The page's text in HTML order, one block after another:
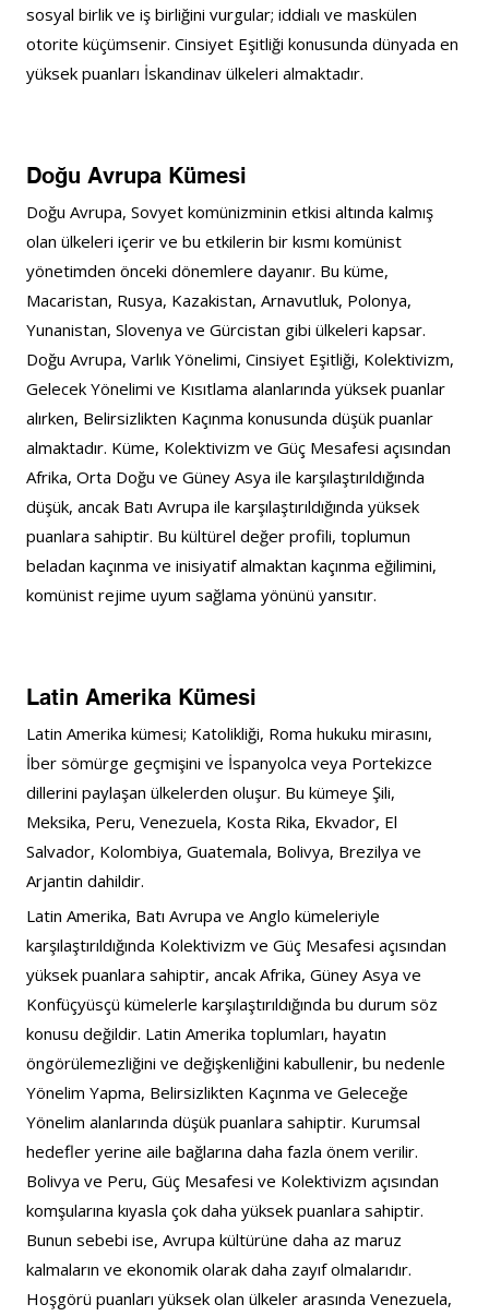
sosyal birlik ve iş birliğini vurgular; iddialı ve maskülen
otorite küçümsenir. Cinsiyet Eşitliği konusunda dünyada en
yüksek puanları İskandinav ülkeleri almaktadır.
Doğu Avrupa Kümesi
Doğu Avrupa, Sovyet komünizminin etkisi altında kalmış
olan ülkeleri içerir ve bu etkilerin bir kısmı komünist
yönetimden önceki dönemlere dayanır. Bu küme,
Macaristan, Rusya, Kazakistan, Arnavutluk, Polonya,
Yunanistan, Slovenya ve Gürcistan gibi ülkeleri kapsar.
Doğu Avrupa, Varlık Yönelimi, Cinsiyet Eşitliği, Kolektivizm,
Gelecek Yönelimi ve Kısıtlama alanlarında yüksek puanlar
alırken, Belirsizlikten Kaçınma konusunda düşük puanlar
almaktadır. Küme, Kolektivizm ve Güç Mesafesi açısından
Afrika, Orta Doğu ve Güney Asya ile karşılaştırıldığında
düşük, ancak Batı Avrupa ile karşılaştırıldığında yüksek
puanlara sahiptir. Bu kültürel değer profili, toplumun
beladan kaçınma ve inisiyatif almaktan kaçınma eğilimini,
komünist rejime uyum sağlama yönünü yansıtır.
Latin Amerika Kümesi
Latin Amerika kümesi; Katolikliği, Roma hukuku mirasını,
İber sömürge geçmişini ve İspanyolca veya Portekizce
dillerini paylaşan ülkelerden oluşur. Bu kümeye Şili,
Meksika, Peru, Venezuela, Kosta Rika, Ekvador, El
Salvador, Kolombiya, Guatemala, Bolivya, Brezilya ve
Arjantin dahildir.
Latin Amerika, Batı Avrupa ve Anglo kümeleriyle
karşılaştırıldığında Kolektivizm ve Güç Mesafesi açısından
yüksek puanlara sahiptir, ancak Afrika, Güney Asya ve
Konfüçyüsçü kümelerle karşılaştırıldığında bu durum söz
konusu değildir. Latin Amerika toplumları, hayatın
öngörülemezliğini ve değişkenliğini kabullenir, bu nedenle
Yönelim Yapma, Belirsizlikten Kaçınma ve Geleceğe
Yönelim alanlarında düşük puanlara sahiptir. Kurumsal
hedefler yerine aile bağlarına daha fazla önem verilir.
Bolivya ve Peru, Güç Mesafesi ve Kolektivizm açısından
komşularına kıyasla çok daha yüksek puanlara sahiptir.
Bunun sebebi ise, Avrupa kültürüne daha az maruz
kalmaların ve ekonomik olarak daha zayıf olmalarıdır.
Hoşgörü puanları yüksek olan ülkeler arasında Venezuela,